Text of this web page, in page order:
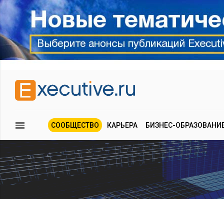
СООБЩЕСТВО КАРЬЕРА БИЗНЕС-